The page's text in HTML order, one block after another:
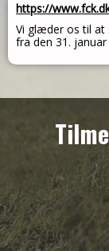
https://
Vi glæder os til at
fra den 31.